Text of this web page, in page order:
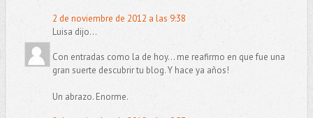
2 de noviembre de 2012 a las 9:38
Luisa dijo...
Con entradas como la de hoy... me reafirmo en que fue una
gran suerte descubrir tu blog. Y hace ya años!
Un abrazo. Enorme.